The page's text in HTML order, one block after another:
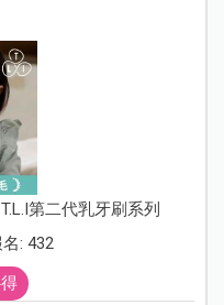
第二代乳牙刷系列
: 432